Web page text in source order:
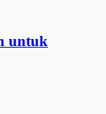
untuk